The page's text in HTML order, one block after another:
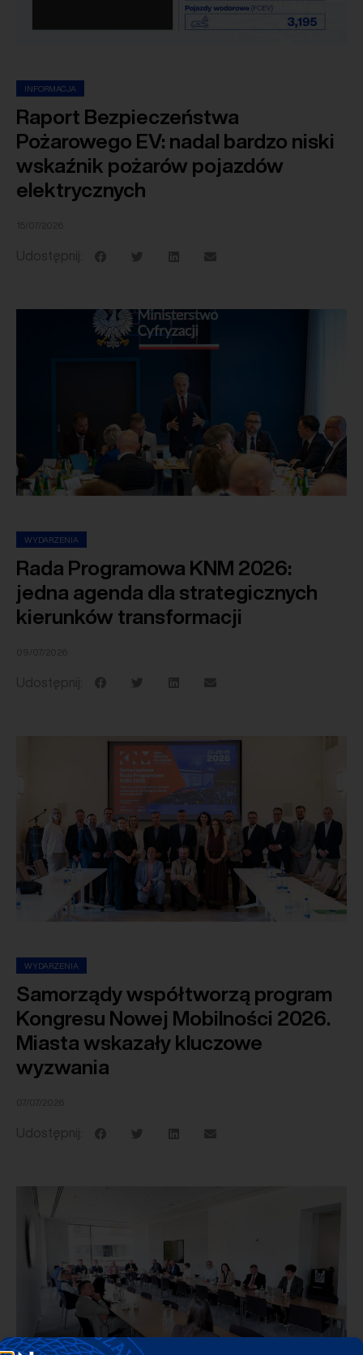
INFORMACJA
Raport Bezpieczeństwa
Pożarowego EV: nadal bardzo niski
wskaźnik pożarów pojazdów
elektrycznych
15/07/2026
Udostępnij:
WYDARZENIA
Rada Programowa KNM 2026:
jedna agenda dla strategicznych
kierunków transformacji
09/07/2026
Udostępnij:
WYDARZENIA
Samorządy współtworzą program
Kongresu Nowej Mobilności 2026.
Miasta wskazały kluczowe
wyzwania
07/07/2026
Udostępnij: